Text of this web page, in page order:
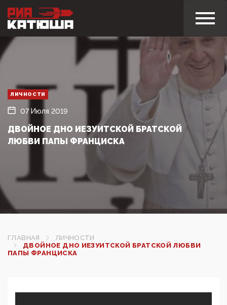
ЛИЧНОСТИ
07 Июля 2019
ДВОЙНОЕ ДНО ИЕЗУИТСКОЙ БРАТСКОЙ
ЛЮБВИ ПАПЫ ФРАНЦИСКА
ГЛАВНАЯ
ЛИЧНОСТИ
ДВОЙНОЕ ДНО ИЕЗУИТСКОЙ БРАТСКОЙ ЛЮБВИ
ПАПЫ ФРАНЦИСКА